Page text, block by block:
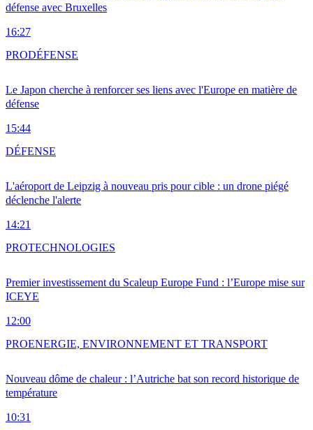
défense avec Bruxelles
16:27
Le Japon cherche à renforcer ses liens avec l'Europe en matière de
défense
15:44
PRODÉFENSE
L'aéroport de Leipzig à nouveau pris pour cible : un drone piégé
déclenche l'alerte
14:21
DÉFENSE
Premier investissement du Scaleup Europe Fund : l’Europe mise sur
ICEYE
12:00
PROTECHNOLOGIES
Nouveau dôme de chaleur : l’Autriche bat son record historique de
température
10:31
PROENERGIE, ENVIRONNEMENT ET TRANSPORT